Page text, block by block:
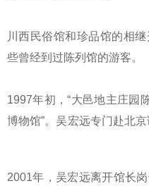
川西民俗馆和珍品馆的相
些曾经到过陈列馆的游客。
1997年初，“大邑地主庄园
博物馆”。吴宏远专门赴北
2001年，吴宏远离开馆长